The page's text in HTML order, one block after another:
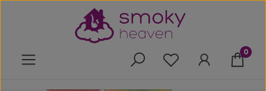
Zum Hauptinhalt springen
Du hast 0 Produkte
0